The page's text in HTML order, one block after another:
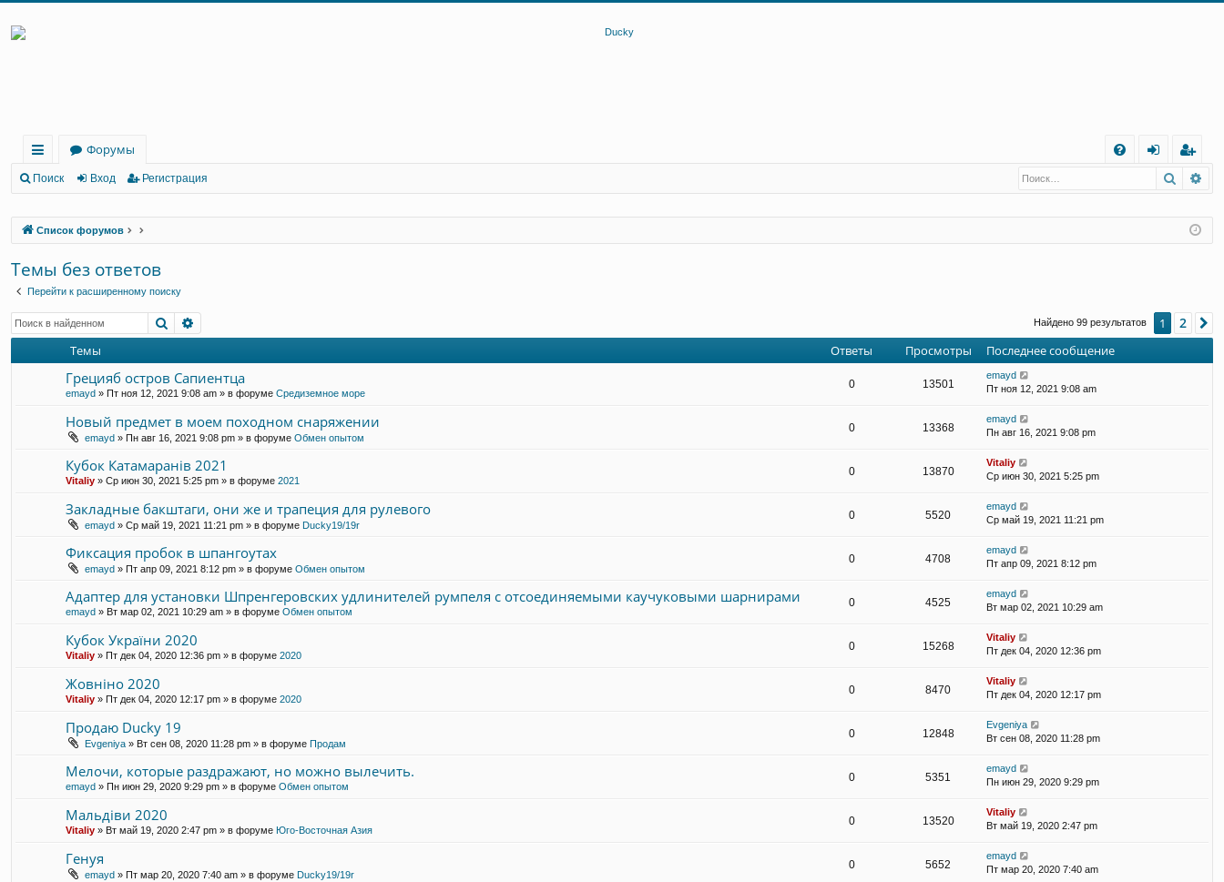
с
лк
Форумы
ег
тр
Поиск Вход Регистрация Поиск
Список форумов
Темы без ответов
Перейти к расширенному поиску
Поиск Найдено 99 результатов 1 2
Темы Ответы Просмотры Последнее сообщение
Грецияб остров Сапиентца
emayd » Пт ноя 12, 2021 9:08 am » в форуме Средиземное море
0 13501
emayd
Пт ноя 12, 2021 9:08 am
Новый предмет в моем походном снаряжении
emayd » Пн авг 16, 2021 9:08 pm » в форуме Обмен опытом
0 13368
emayd
Пн авг 16, 2021 9:08 pm
Кубок Катамаранів 2021
Vitaliy » Ср июн 30, 2021 5:25 pm » в форуме 2021
0 13870
Vitaliy
Ср июн 30, 2021 5:25 pm
Закладные бакштаги, они же и трапеция для рулевого
emayd » Ср май 19, 2021 11:21 pm » в форуме Ducky19/19r
0 5520
emayd
Ср май 19, 2021 11:21 pm
Фиксация пробок в шпангоутах
emayd » Пт апр 09, 2021 8:12 pm » в форуме Обмен опытом
0 4708
emayd
Пт апр 09, 2021 8:12 pm
Адаптер для установки Шпренгеровских удлинителей румпеля с отсоединяемыми каучуковыми шарнирами
emayd » Вт мар 02, 2021 10:29 am » в форуме Обмен опытом
0 4525
emayd
Вт мар 02, 2021 10:29 am
Кубок України 2020
Vitaliy » Пт дек 04, 2020 12:36 pm » в форуме 2020
0 15268
Vitaliy
Пт дек 04, 2020 12:36 pm
Жовніно 2020
Vitaliy » Пт дек 04, 2020 12:17 pm » в форуме 2020
0 8470
Vitaliy
Пт дек 04, 2020 12:17 pm
Продаю Ducky 19
Evgeniya » Вт сен 08, 2020 11:28 pm » в форуме Продам
0 12848
Evgeniya
Вт сен 08, 2020 11:28 pm
Мелочи, которые раздражают, но можно вылечить.
emayd » Пн июн 29, 2020 9:29 pm » в форуме Обмен опытом
0 5351
emayd
Пн июн 29, 2020 9:29 pm
Мальдіви 2020
Vitaliy » Вт май 19, 2020 2:47 pm » в форуме Юго-Восточная Азия
0 13520
Vitaliy
Вт май 19, 2020 2:47 pm
Генуя
emayd » Пт мар 20, 2020 7:40 am » в форуме Ducky19/19r
0 5652
emayd
Пт мар 20, 2020 7:40 am